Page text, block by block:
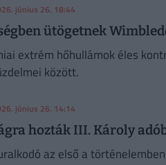
június 26. 18:44
ütögetnek
extrém hőhullámok éles
között.
június 26. 14:14
hozták III. Károly
az első a